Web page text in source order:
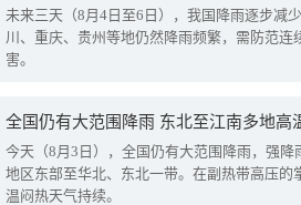
未来三天（8月4日至6日），我国降雨逐步减
川、重庆、贵州等地仍然降雨频繁，需防范连
害。
全国仍有大范围降雨 东北至江南多地高
今天（8月3日），全国仍有大范围降雨，强降
地区东部至华北、东北一带。在副热带高压的
温闷热天气持续。